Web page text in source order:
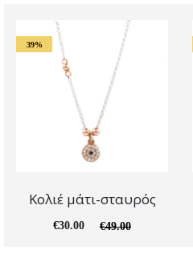
39%
Κολιέ μάτι-σταυρός
€49.00
€30.00